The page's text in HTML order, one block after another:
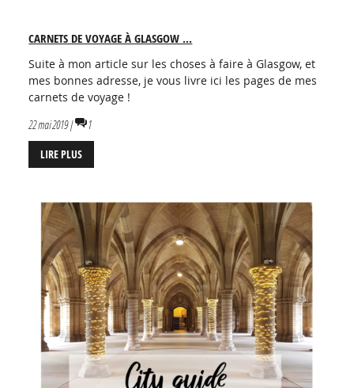
CARNETS DE VOYAGE À GLASGOW ...
Suite à mon article sur les choses à faire à Glasgow, et
mes bonnes adresse, je vous livre ici les pages de mes
carnets de voyage !
22 mai 2019 |
1
LIRE PLUS